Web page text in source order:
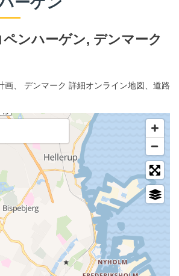
ンハーゲン, デンマーク
画、 デンマーク 詳細オンライン地図、道路